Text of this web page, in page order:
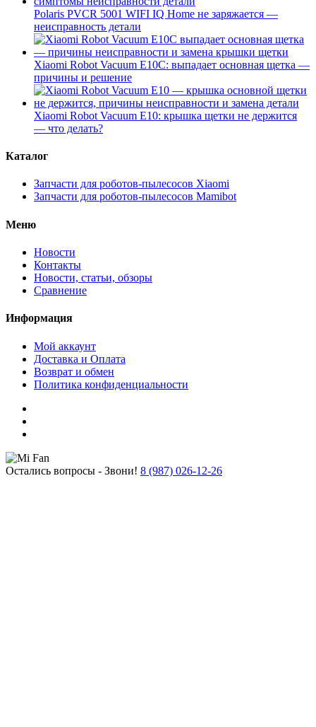
Polaris PVCR 5001 WIFI IQ Home не заряжается —
неисправность детали
Xiaomi Robot Vacuum E10C: выпадает основная щетка —
причины и решение
Xiaomi Robot Vacuum E10: крышка щетки не держится
— что делать?
Каталог
Запчасти для роботов-пылесосов Xiaomi
Запчасти для роботов-пылесосов Mamibot
Меню
Новости
Контакты
Новости, статьи, обзоры
Сравнение
Информация
Мой аккаунт
Доставка и Оплата
Возврат и обмен
Политика конфиденциальности
Остались вопросы - Звони! 8 (987) 026-12-26